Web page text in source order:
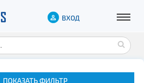
ВХОД
ПОКАЗАТЬ ФИЛЬТР